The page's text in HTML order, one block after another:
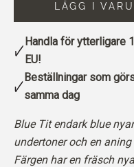
LÄGG I
Handla för ytterligare
EU!
Beställningar som
samma dag
Blue Tit endark blue
undertoner och en aning
Färgen har en fräsch